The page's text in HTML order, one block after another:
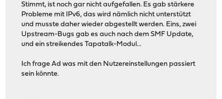
Stimmt, ist noch gar nicht aufgefallen. Es gab stärkere
Probleme mit IPv6, das wird nämlich nicht unterstützt
und musste daher wieder abgestellt werden. Eins, zwei
Upstream-Bugs gab es auch nach dem SMF Update,
und ein streikendes Tapatalk-Modul...
Ich frage Ad was mit den Nutzereinstellungen passiert
sein könnte.